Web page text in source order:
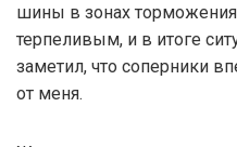
шины в зонах
терпеливым, и в итоге
заметил, что соперники
от меня.